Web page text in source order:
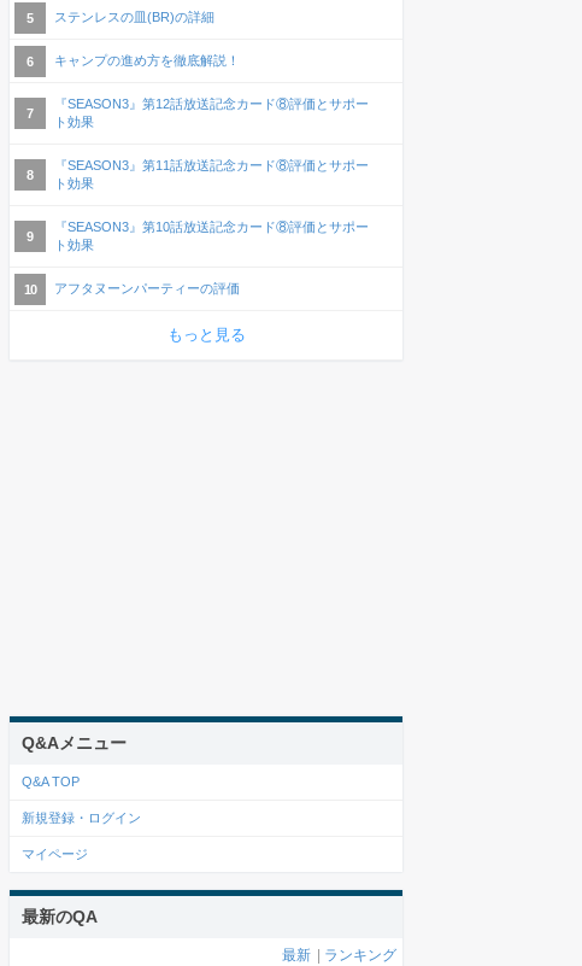
ステンレスの皿(BR)の詳細
キャンプの進め方を徹底解説！
『SEASON3』第12話放送記念カード⑧評価とサポー
ト効果
『SEASON3』第11話放送記念カード⑧評価とサポー
ト効果
『SEASON3』第10話放送記念カード⑧評価とサポー
ト効果
アフタヌーンパーティーの評価
もっと見る
Q&Aメニュー
Q&A TOP
新規登録・ログイン
マイページ
最新のQA
最新 ランキング